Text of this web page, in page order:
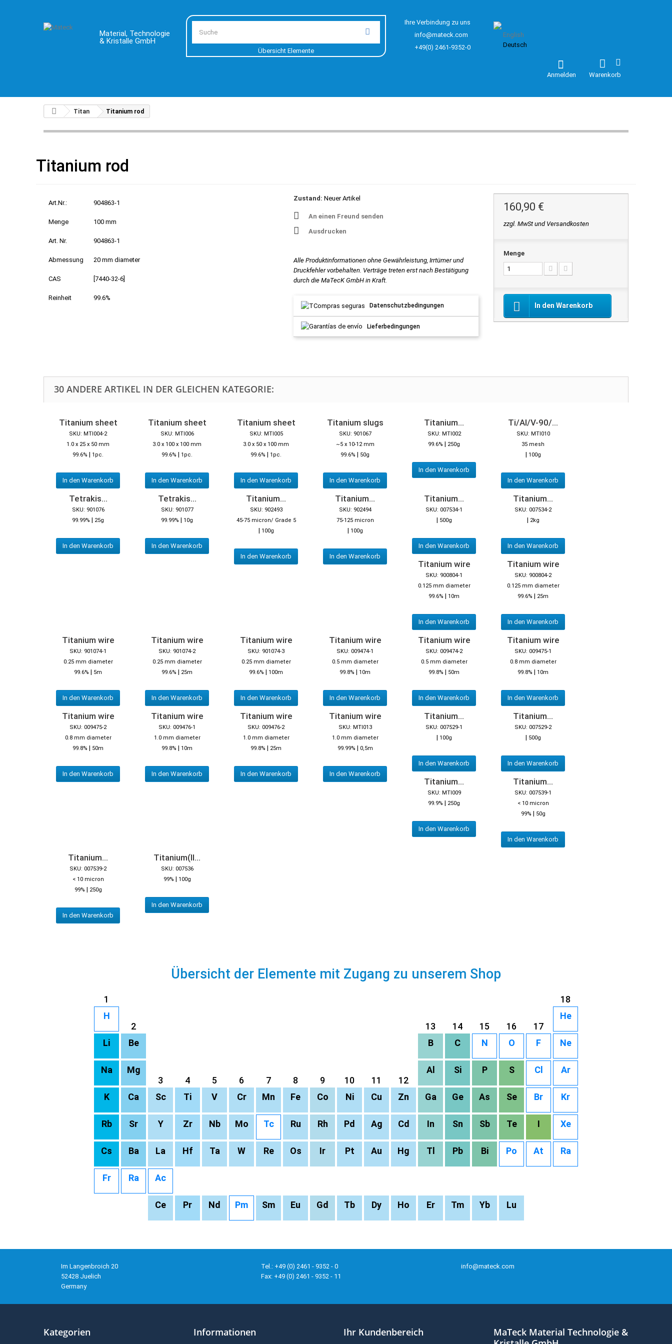
Material, Technologie
& Kristalle GmbH
Übersicht Elemente
Ihre Verbindung zu uns
info@mateck.com
+49(0) 2461-9352-0
English
Deutsch
Warenkorb
Anmelden
Titan Titanium rod
Titanium rod
Art.Nr.: 904863-1
Menge 100 mm
Art. Nr. 904863-1
Abmessung 20 mm diameter
CAS [7440-32-6]
Reinheit 99.6%
Zustand: Neuer Artikel
An einen Freund senden
Ausdrucken
Alle Produktinformationen ohne Gewährleistung, Irrtümer und
Druckfehler vorbehalten. Verträge treten erst nach Bestätigung
durch die MaTecK GmbH in Kraft.
Datenschutzbedingungen
Lieferbedingungen
160,90 €
zzgl. MwSt und Versandkosten
Menge
In den Warenkorb
30 ANDERE ARTIKEL IN DER GLEICHEN KATEGORIE:
Titanium sheet
SKU: MTI004-2
1.0 x 25 x 50 mm
99.6% | 1pc.
In den Warenkorb
Titanium sheet
SKU: MTI006
3.0 x 100 x 100 mm
99.6% | 1pc.
In den Warenkorb
Titanium sheet
SKU: MTI005
3.0 x 50 x 100 mm
99.6% | 1pc.
In den Warenkorb
Titanium slugs
SKU: 901067
~5 x 10-12 mm
99.6% | 50g
In den Warenkorb
Titanium...
SKU: MTI002
99.6% | 250g
In den Warenkorb
Ti/Al/V-90/...
SKU: MTI010
35 mesh
| 100g
In den Warenkorb
Tetrakis...
SKU: 901076
99.99% | 25g
In den Warenkorb
Tetrakis...
SKU: 901077
99.99% | 10g
In den Warenkorb
Titanium...
SKU: 902493
45-75 micron/ Grade 5
| 100g
In den Warenkorb
Titanium...
SKU: 902494
75-125 micron
| 100g
In den Warenkorb
Titanium...
SKU: 007534-1
| 500g
In den Warenkorb
Titanium...
SKU: 007534-2
| 2kg
In den Warenkorb
Titanium wire
SKU: 900804-1
0.125 mm diameter
99.6% | 10m
In den Warenkorb
Titanium wire
SKU: 900804-2
0.125 mm diameter
99.6% | 25m
In den Warenkorb
Titanium wire
SKU: 901074-1
0.25 mm diameter
99.6% | 5m
In den Warenkorb
Titanium wire
SKU: 901074-2
0.25 mm diameter
99.6% | 25m
In den Warenkorb
Titanium wire
SKU: 901074-3
0.25 mm diameter
99.6% | 100m
In den Warenkorb
Titanium wire
SKU: 009474-1
0.5 mm diameter
99.8% | 10m
In den Warenkorb
Titanium wire
SKU: 009474-2
0.5 mm diameter
99.8% | 50m
In den Warenkorb
Titanium wire
SKU: 009475-1
0.8 mm diameter
99.8% | 10m
In den Warenkorb
Titanium wire
SKU: 009475-2
0.8 mm diameter
99.8% | 50m
In den Warenkorb
Titanium wire
SKU: 009476-1
1.0 mm diameter
99.8% | 10m
In den Warenkorb
Titanium wire
SKU: 009476-2
1.0 mm diameter
99.8% | 25m
In den Warenkorb
Titanium wire
SKU: MTI013
1.0 mm diameter
99.99% | 0,5m
In den Warenkorb
Titanium...
SKU: 007529-1
| 100g
In den Warenkorb
Titanium...
SKU: 007529-2
| 500g
In den Warenkorb
Titanium...
SKU: MTI009
99.9% | 250g
In den Warenkorb
Titanium...
SKU: 007539-1
< 10 micron
99% | 50g
In den Warenkorb
Titanium...
SKU: 007539-2
< 10 micron
99% | 250g
In den Warenkorb
Titanium(II...
SKU: 007536
99% | 100g
In den Warenkorb
Übersicht der Elemente mit Zugang zu unserem Shop
1
18
H
2
13 14 15 16 17
He
Li Be B C N O F Ne
Na
Mg
3
4 5 6 7 8 9 10 11 12
Al Si P S Cl Ar
K Ca Sc Ti V Cr Mn Fe Co Ni Cu Zn Ga Ge As Se Br Kr
Rb Sr Y Zr Nb Mo Tc Ru Rh Pd Ag Cd In Sn Sb Te I Xe
Cs Ba La Hf Ta W Re Os Ir Pt Au Hg Tl Pb Bi Po At Ra
Fr Ra Ac
Ce Pr Nd Pm Sm Eu Gd Tb Dy Ho Er Tm Yb Lu
Im Langenbroich 20
52428 Juelich
Germany
Tel.: +49 (0) 2461 - 9352 - 0
Fax: +49 (0) 2461 - 9352 - 11
info@mateck.com
Kategorien Informationen Ihr Kundenbereich
MaTeck Material Technologie &